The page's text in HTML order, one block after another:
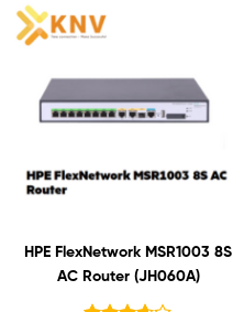
HPE FlexNetwork MSR1003 8S
AC Router (JH060A)